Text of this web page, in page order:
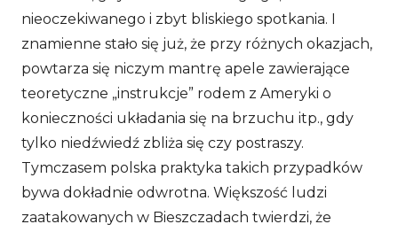
nieoczekiwanego i zbyt bliskiego spotkania. I
znamienne stało się już, że przy różnych okazjach,
powtarza się niczym mantrę apele zawierające
teoretyczne „instrukcje” rodem z Ameryki o
konieczności układania się na brzuchu itp., gdy
tylko niedźwiedź zbliża się czy postraszy.
Tymczasem polska praktyka takich przypadków
bywa dokładnie odwrotna. Większość ludzi
zaatakowanych w Bieszczadach twierdzi, że